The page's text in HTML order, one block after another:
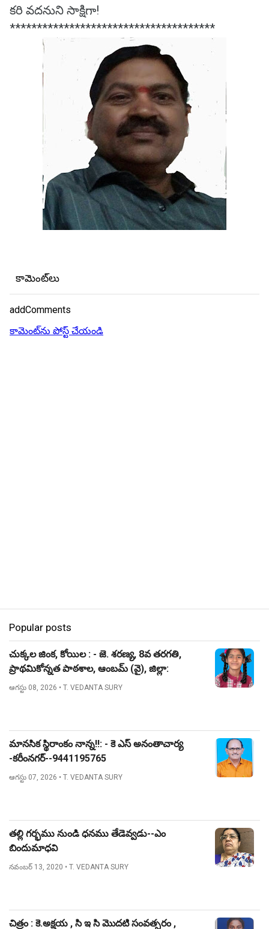
కరి వదనుని సాక్షిగా!
**************************************
కామెంట్‌లు
addComments
కామెంట్‌ను పోస్ట్ చేయండి
Popular posts
చుక్కల జింక, కోయిల : - జె. శరణ్య, 8వ తరగతి,
ప్రాథమికోన్నత పాఠశాల, ఆంబమ్ (వై), జిల్లా:
నిజామాబాద్.
ఆగస్టు 08, 2026 • T. VEDANTA SURY
మానసిక స్థిరాంకం నాన్న!!: - కె ఎస్ అనంతాచార్య
-కరీంనగర్--9441195765
ఆగస్టు 07, 2026 • T. VEDANTA SURY
తల్లి గర్భము నుండి ధనము తేడెవ్వడు--ఎం
బిందుమాధవి
నవంబర్ 13, 2020 • T. VEDANTA SURY
చిత్రం : కె.అక్షయ , సి ఇ సి మొదటి సంవత్సరం ,